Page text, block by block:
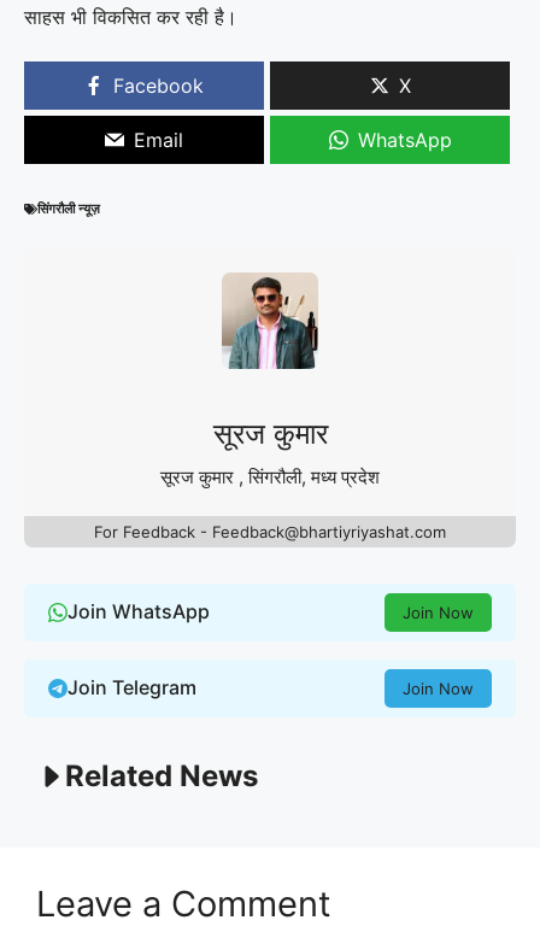
साहस भी विकसित कर रही है।
Facebook X
Email WhatsApp
सिंगरौली न्यूज़
सूरज कुमार
सूरज कुमार , सिंगरौली, मध्य प्रदेश
For Feedback - Feedback@bhartiyriyashat.com
Join WhatsApp Join Now
Join Telegram Join Now
Related News
Leave a Comment